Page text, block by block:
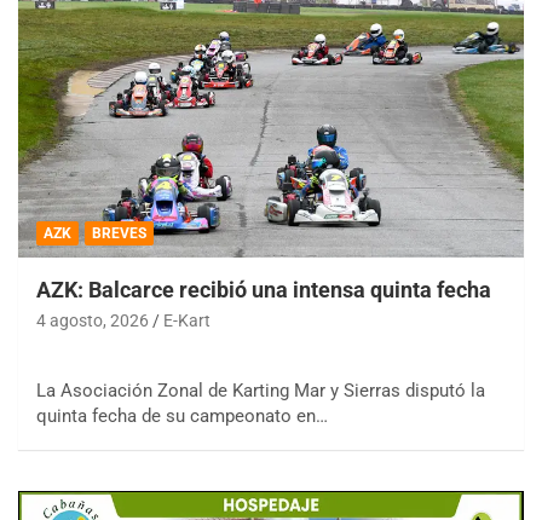
AZK BREVES
AZK: Balcarce recibió una intensa quinta fecha
4 agosto, 2026 E-Kart
La Asociación Zonal de Karting Mar y Sierras disputó la
quinta fecha de su campeonato en…